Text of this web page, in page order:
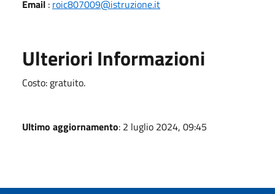
Email : roic807009@istruzione.it
Ulteriori Informazioni
Costo: gratuito.
Ultimo aggiornamento: 2 luglio 2024, 09:45